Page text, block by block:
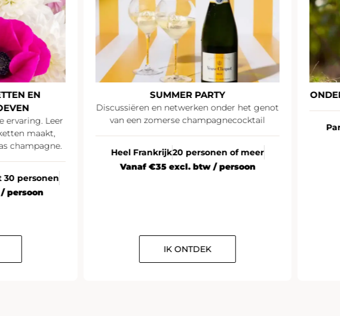
EN
ervaring. Leer
maakt,
champagne.
30 personen
persoon
SUMMER PARTY
Discussiëren en netwerken onder het genot
van een zomerse champagnecocktail
Heel Frankrijk20 personen of meer
Vanaf €35 excl. btw / persoon
IK ONTDEK